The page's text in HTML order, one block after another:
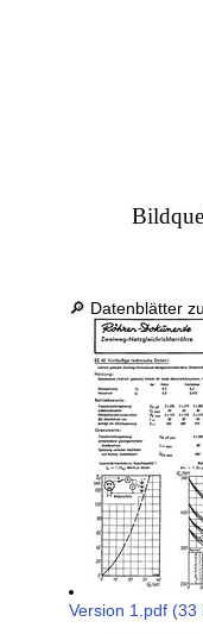
🔎 Datenblätter
Version 1.pdf (33